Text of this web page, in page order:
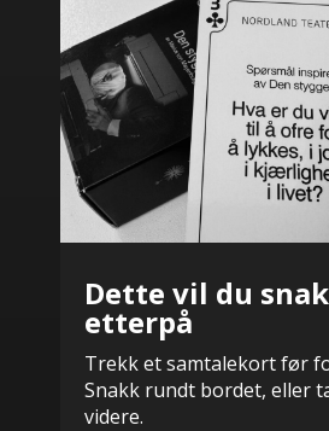
Dette vil du
etterpå
Trekk et samtalekort før
Snakk rundt bordet, eller
videre.